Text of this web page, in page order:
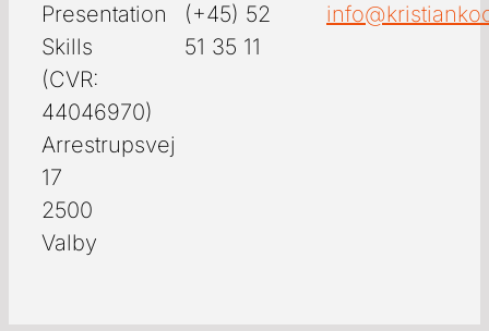
Presentation
Skills
(CVR:
44046970)
Arrestrupsvej
17
2500
Valby
(+45) 52
51 35 11